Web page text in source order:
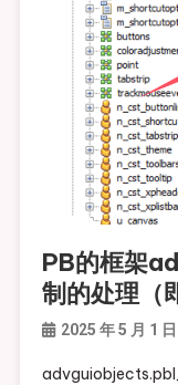
PB的框架
制的处理（
2025 年 5 月 1 日
advguiobjects.pbl